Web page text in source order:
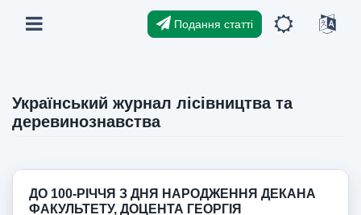
Подання статті
Український журнал лісівництва та
деревинознавства
ДО 100-РІЧЧЯ З ДНЯ НАРОДЖЕННЯ ДЕКАНА
ФАКУЛЬТЕТУ, ДОЦЕНТА ГЕОРГІЯ